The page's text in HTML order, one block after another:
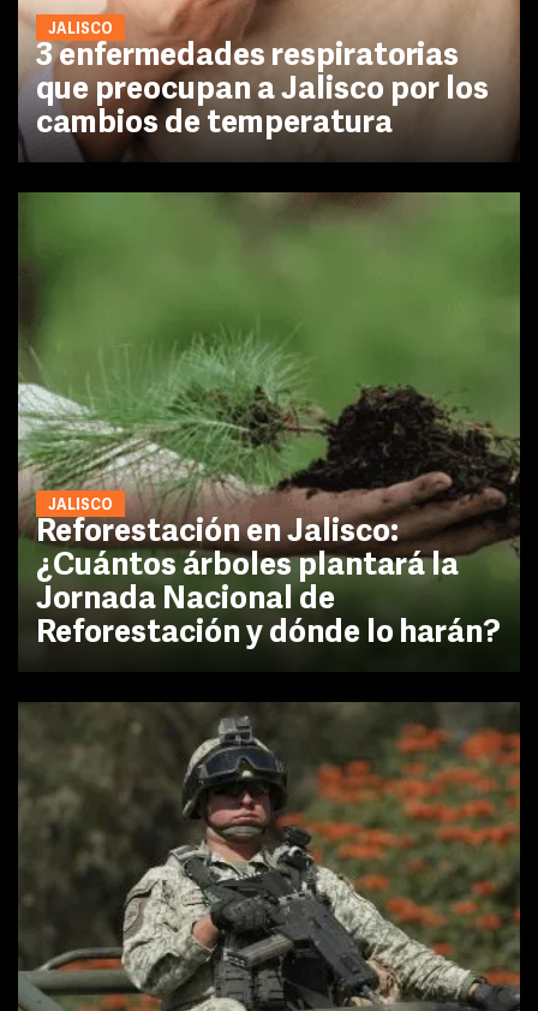
JALISCO
3 enfermedades respiratorias
que preocupan a Jalisco por los
cambios de temperatura
JALISCO
Reforestación en Jalisco:
¿Cuántos árboles plantará la
Jornada Nacional de
Reforestación y dónde lo harán?